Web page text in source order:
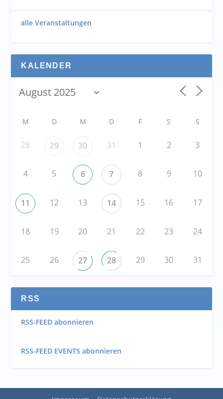
alle Veranstaltungen
KALENDER
M D M D F S S
28 29 30 31 1 2 3
4 5 6 7 8 9 10
11 12 13 14 15 16 17
18 19 20 21 22 23 24
25 26 27 28 29 30 31
RSS
RSS-FEED abonnieren
RSS-FEED EVENTS abonnieren